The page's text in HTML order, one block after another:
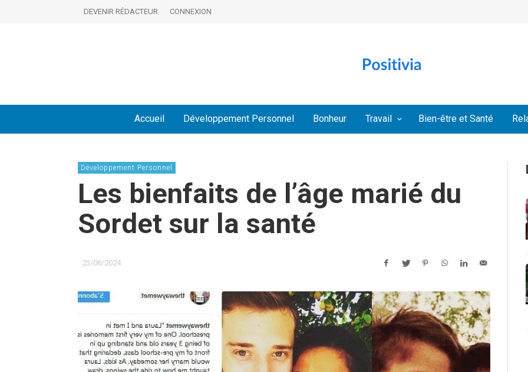
DEVENIR RÉDACTEUR CONNEXION
Accueil Développement Personnel Bonheur Travail Bien-être et Santé
Développement Personnel
Les bienfaits de l’âge marié du
Sordet sur la santé
23/06/2024